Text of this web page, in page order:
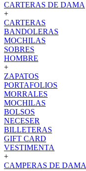
CARTERAS DE DAMA
+
CARTERAS
BANDOLERAS
MOCHILAS
SOBRES
HOMBRE
+
ZAPATOS
PORTAFOLIOS
MORRALES
MOCHILAS
BOLSOS
NECESER
BILLETERAS
GIFT CARD
VESTIMENTA
+
CAMPERAS DE DAMA